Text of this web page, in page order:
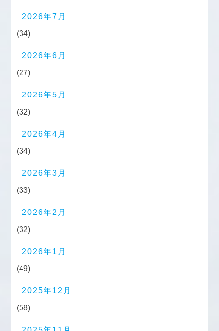
2026年7月
(34)
2026年6月
(27)
2026年5月
(32)
2026年4月
(34)
2026年3月
(33)
2026年2月
(32)
2026年1月
(49)
2025年12月
(58)